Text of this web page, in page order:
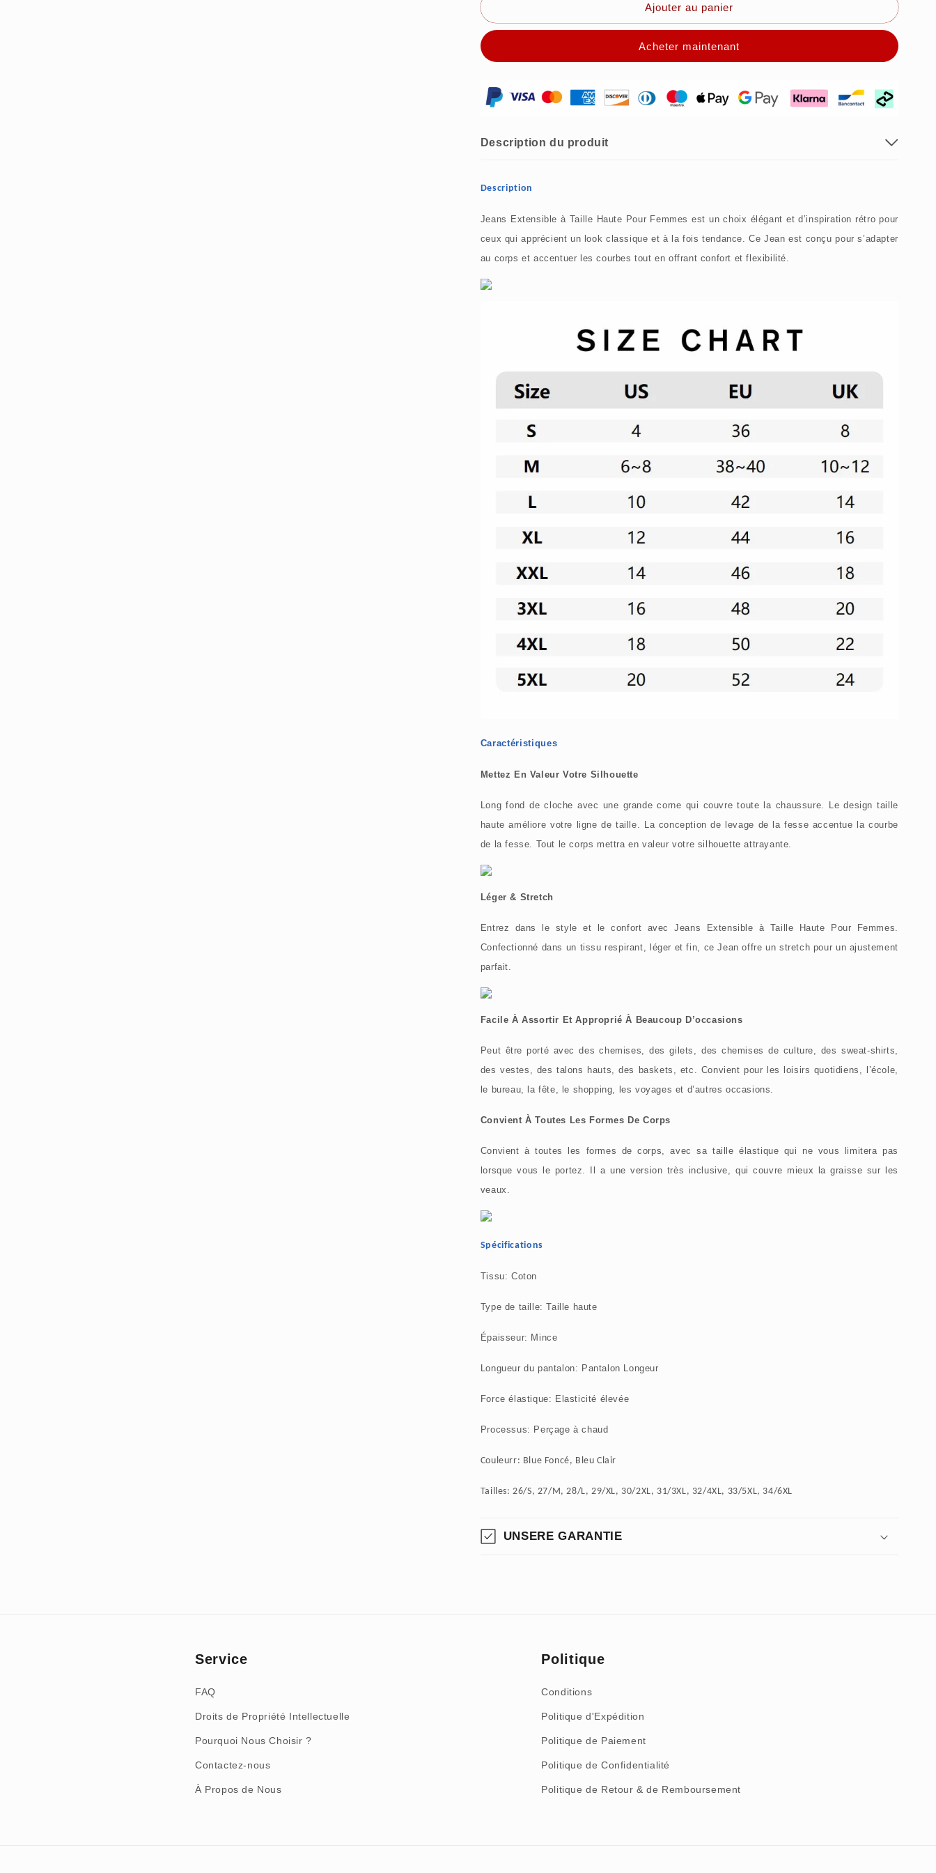
du
49%
réduction
Jeans
Taille
Pour
Femmes
du
49%
réduction
🔥
Jeans
Pour
Femmes
Ajouter au panier
Acheter maintenant
Description du produit
Description
Jeans Extensible à Taille Haute Pour Femmes est un choix élégant et d’inspiration rétro pour
ceux qui apprécient un look classique et à la fois tendance. Ce Jean est conçu pour s’adapter
au corps et accentuer les courbes tout en offrant confort et flexibilité.
Caractéristiques
Mettez En Valeur Votre Silhouette
Long fond de cloche avec une grande corne qui couvre toute la chaussure. Le design taille
haute améliore votre ligne de taille. La conception de levage de la fesse accentue la courbe
de la fesse. Tout le corps mettra en valeur votre silhouette attrayante.
Léger & Stretch
Entrez dans le style et le confort avec Jeans Extensible à Taille Haute Pour Femmes.
Confectionné dans un tissu respirant, léger et fin, ce Jean offre un stretch pour un ajustement
parfait.
Facile À Assortir Et Approprié À Beaucoup D’occasions
Peut être porté avec des chemises, des gilets, des chemises de culture, des sweat-shirts,
des vestes, des talons hauts, des baskets, etc. Convient pour les loisirs quotidiens, l’école,
le bureau, la fête, le shopping, les voyages et d’autres occasions.
Convient À Toutes Les Formes De Corps
Convient à toutes les formes de corps, avec sa taille élastique qui ne vous limitera pas
lorsque vous le portez. Il a une version très inclusive, qui couvre mieux la graisse sur les
veaux.
Spécifications
Tissu: Coton
Type de taille: Taille haute
Épaisseur: Mince
Longueur du pantalon: Pantalon Longeur
Force élastique: Elasticité élevée
Processus: Perçage à chaud
Couleurr: Blue Foncé, Bleu Clair
Tailles: 26/S, 27/M, 28/L, 29/XL, 30/2XL, 31/3XL, 32/4XL, 33/5XL, 34/6XL
UNSERE GARANTIE
Service
FAQ
Droits de Propriété Intellectuelle
Pourquoi Nous Choisir ?
Contactez-nous
À Propos de Nous
Politique
Conditions
Politique d'Expédition
Politique de Paiement
Politique de Confidentialité
Politique de Retour & de Remboursement